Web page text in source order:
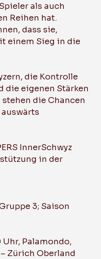
als auch
Reihen hat.
dass sie,
einem Sieg in die
die Kontrolle
die eigenen Stärken
die Chancen
InnerSchwyz
in der
3; Saison
Uhr, Palamondo,
Zürich Oberland